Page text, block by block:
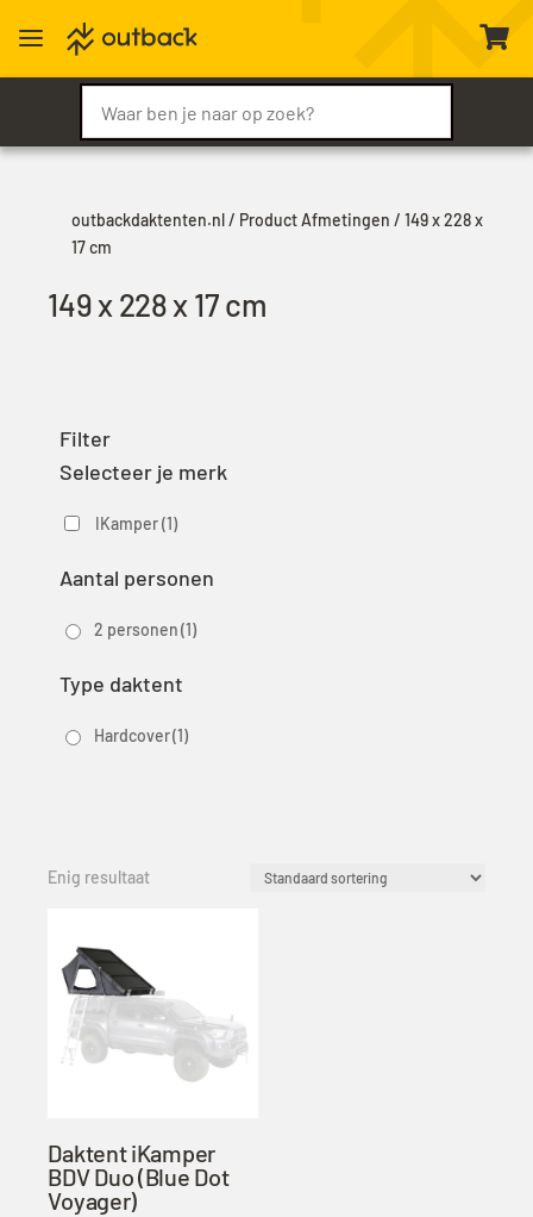
a 
outbackdaktenten.nl/ Product Afmetingen / 149 x 228 x
17 cm
149 x 228 x 17 cm
Filter
Selecteer je merk
IKamper (1)
Aantal personen
2 personen (1)
Type daktent
Hardcover(1)
Enig resultaat
Daktent iKamper
BDV Duo (Blue Dot
Voyager)